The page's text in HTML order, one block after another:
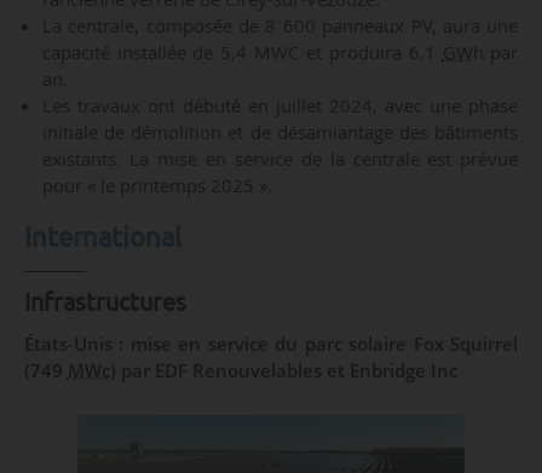
La centrale, composée de 8 600 panneaux PV, aura une
capacité installée de 5,4 MWC et produira 6,1 GW h par
an.
Les travaux ont débuté en juillet 2024, avec une phase
initiale de démolition et de désamiantage des bâtiments
existants. La mise en service de la centrale est prévue
pour « le printemps 2025 ».
Infrastructures
États-Unis : mise en service du parc solaire Fox Squirrel
(749 MWc ) par EDF Renouvelables et Enbridge Inc